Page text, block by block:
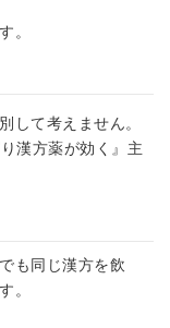
。
して考えません。
漢方薬が効く』主
も同じ漢方を飲
。